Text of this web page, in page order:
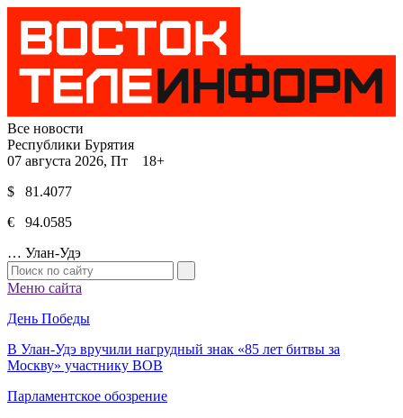
Все новости
Республики Бурятия
07 августа 2026, Пт 18+
$ 81.4077
€ 94.0585
… Улан-Удэ
Меню сайта
День Победы
В Улан-Удэ вручили нагрудный знак «85 лет битвы за
Москву» участнику ВОВ
Парламентское обозрение